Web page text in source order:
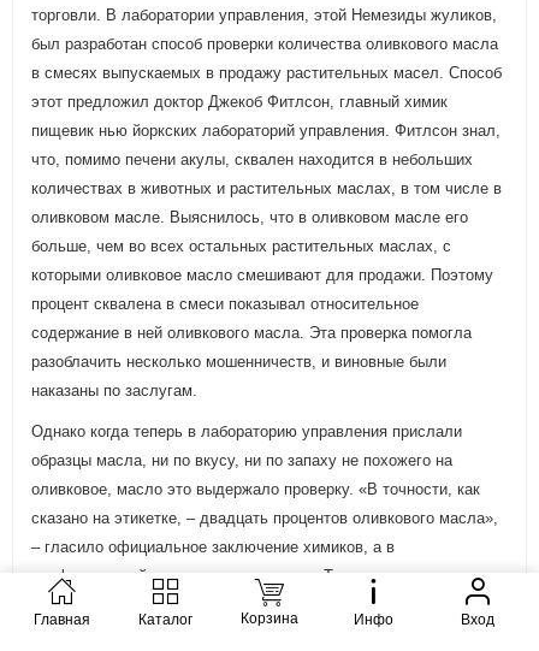
торговли. В лаборатории управления, этой Немезиды жуликов,
был разработан способ проверки количества оливкового масла
в смесях выпускаемых в продажу растительных масел. Способ
этот предложил доктор Джекоб Фитлсон, главный химик
пищевик нью йоркских лабораторий управления. Фитлсон знал,
что, помимо печени акулы, сквален находится в небольших
количествах в животных и растительных маслах, в том числе в
оливковом масле. Выяснилось, что в оливковом масле его
больше, чем во всех остальных растительных маслах, с
которыми оливковое масло смешивают для продажи. Поэтому
процент сквалена в смеси показывал относительное
содержание в ней оливкового масла. Эта проверка помогла
разоблачить несколько мошенничеств, и виновные были
наказаны по заслугам.
Однако когда теперь в лабораторию управления прислали
образцы масла, ни по вкусу, ни по запаху не похожего на
оливковое, масло это выдержало проверку. «В точности, как
сказано на этикетке, – двадцать процентов оливкового масла»,
– гласило официальное заключение химиков, а в
неофициальной приписке говорилось: «Так, во всяком случае,
показывает анализ, но мы этому не верим».
Главная Каталог Корзина Инфо Вход